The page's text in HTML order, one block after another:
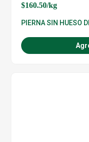
$160.50/kg
PIERNA SIN HUESO